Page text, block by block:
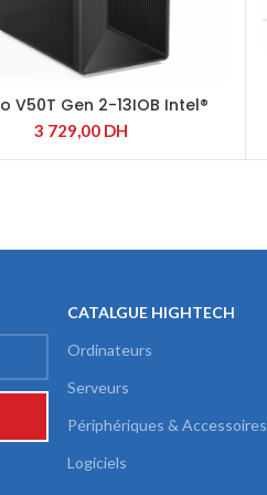
V50T Gen 2-13IOB Intel®
Core™ i3-10105
3 729,00 DH
CATALGUE HIGHTECH
Ordinateurs
Serveurs
Périphériques & Accessoires
Logiciels